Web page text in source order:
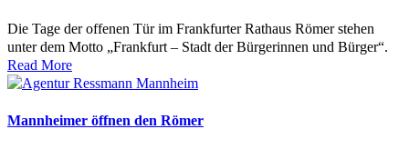
Die Tage der offenen Tür im Frankfurter Rathaus Römer stehen
unter dem Motto „Frankfurt – Stadt der Bürgerinnen und Bürger“.
Read More
Mannheimer öffnen den Römer